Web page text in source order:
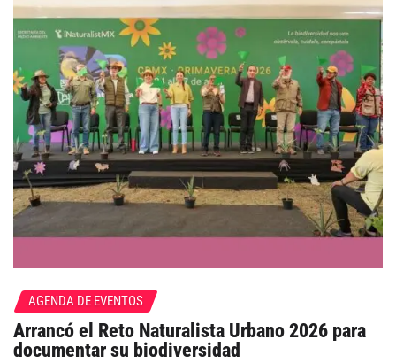
AGENDA DE EVENTOS
Arrancó el Reto Naturalista Urbano 2026 para
documentar su biodiversidad